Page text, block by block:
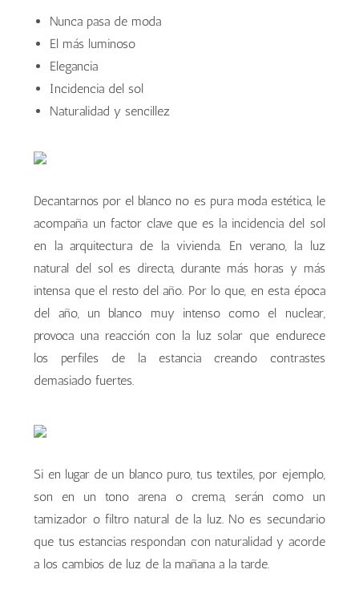
Nunca pasa de moda
El más luminoso
Elegancia
Incidencia del sol
Naturalidad y sencillez
Decantarnos por el blanco no es pura moda estética, le
acompaña un factor clave que es la incidencia del sol
en la arquitectura de la vivienda. En verano, la luz
natural del sol es directa, durante más horas y más
intensa que el resto del año. Por lo que, en esta época
del año, un blanco muy intenso como el nuclear,
provoca una reacción con la luz solar que endurece
los perfiles de la estancia creando contrastes
demasiado fuertes.
Si en lugar de un blanco puro, tus textiles, por ejemplo,
son en un tono arena o crema, serán como un
tamizador o filtro natural de la luz. No es secundario
que tus estancias respondan con naturalidad y acorde
a los cambios de luz de la mañana a la tarde.